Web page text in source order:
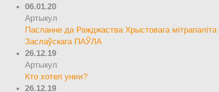
06.01.20
Артыкул
Пасланне да Ражджаства Хрыстовага мітрапаліта
Заслаўскага ПАЎЛА
26.12.19
Артыкул
Кто хотел унии?
26.12.19